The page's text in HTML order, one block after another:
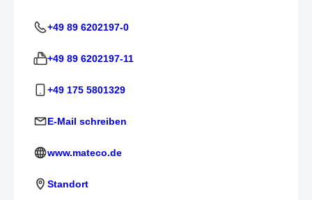
+49 89 6202197-0
+49 89 6202197-11
+49 175 5801329
E-Mail schreiben
www.mateco.de
Standort